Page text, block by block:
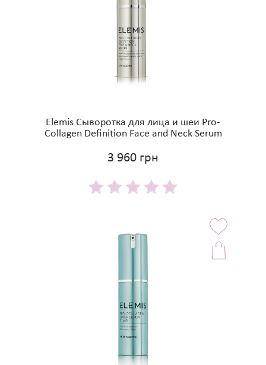
Elemis Сыворотка для лица и шеи Pro-
Collagen Definition Face and Neck Serum
3 960 грн